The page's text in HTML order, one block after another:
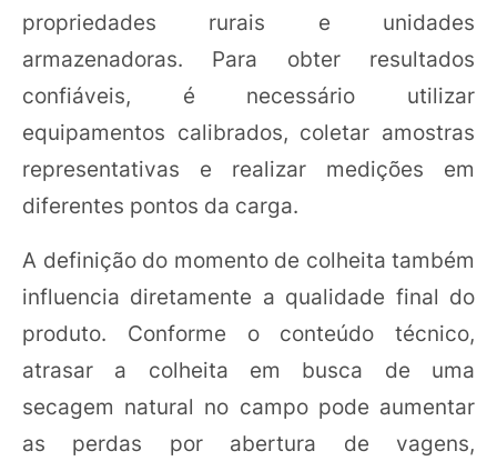
propriedades rurais e unidades
armazenadoras. Para obter resultados
confiáveis, é necessário utilizar
equipamentos calibrados, coletar amostras
representativas e realizar medições em
diferentes pontos da carga.
A definição do momento de colheita também
influencia diretamente a qualidade final do
produto. Conforme o conteúdo técnico,
atrasar a colheita em busca de uma
secagem natural no campo pode aumentar
as perdas por abertura de vagens,